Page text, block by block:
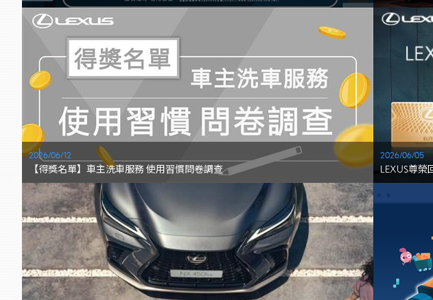
章
2026/06/12
【得獎名單】車主洗車服務 使用習慣問卷調查
2026/06/05
LEXUS尊榮